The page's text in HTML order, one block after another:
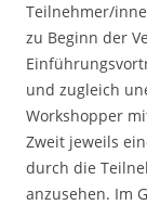
Teilnehmer/
zu Beginn der
und zugleich
Workshopper
Zweit jeweils
durch die
anzusehen. Im